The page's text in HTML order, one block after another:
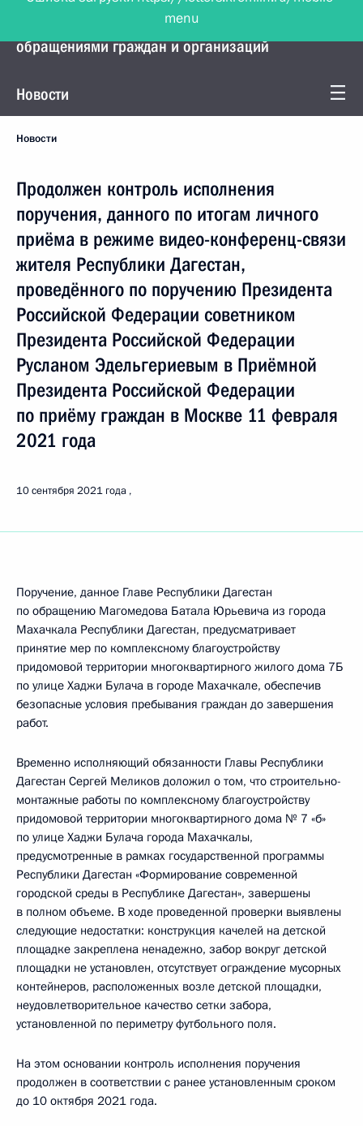
Управление Президента по работе с
обращениями граждан и организаций
Новости
Новости
Продолжен контроль исполнения
поручения, данного по итогам личного
приёма в режиме видео-конференц-связи
жителя Республики Дагестан,
проведённого по поручению Президента
Российской Федерации советником
Президента Российской Федерации
Русланом Эдельгериевым в Приёмной
Президента Российской Федерации
по приёму граждан в Москве 11 февраля
2021 года
10 сентября 2021 года
Поручение, данное Главе Республики Дагестан
по обращению Магомедова Батала Юрьевича из города
Махачкала Республики Дагестан, предусматривает
принятие мер по комплексному благоустройству
придомовой территории многоквартирного жилого дома 7Б
по улице Хаджи Булача в городе Махачкале, обеспечив
безопасные условия пребывания граждан до завершения
работ.
Временно исполняющий обязанности Главы Республики
Дагестан Сергей Меликов доложил о том, что строительно-
монтажные работы по комплексному благоустройству
придомовой территории многоквартирного дома № 7 «б»
по улице Хаджи Булача города Махачкалы,
предусмотренные в рамках государственной программы
Республики Дагестан «Формирование современной
городской среды в Республике Дагестан», завершены
в полном объеме. В ходе проведенной проверки выявлены
следующие недостатки: конструкция качелей на детской
площадке закреплена ненадежно, забор вокруг детской
площадки не установлен, отсутствует ограждение мусорных
контейнеров, расположенных возле детской площадки,
неудовлетворительное качество сетки забора,
установленной по периметру футбольного поля.
На этом основании контроль исполнения поручения
продолжен в соответствии с ранее установленным сроком
до 10 октября 2021 года.
menu